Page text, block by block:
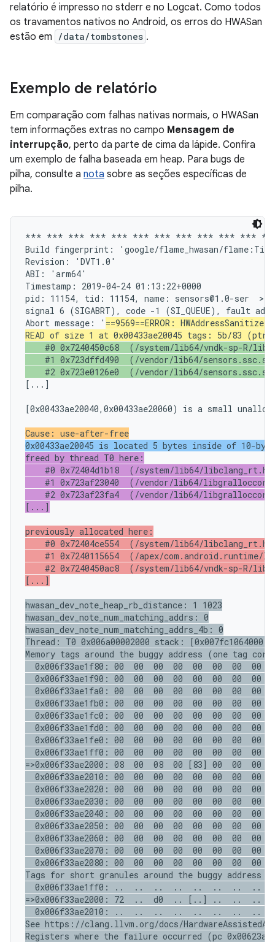
relatório é impresso no stderr e no Logcat. Como todos
os travamentos nativos no Android, os erros do HWASan
estão em
/data/tombstones .
Exemplo de relatório
Em comparação com falhas nativas normais, o HWASan
tem informações extras no campo Mensagem de
interrupção, perto da parte de cima da lápide. Confira
um exemplo de falha baseada em heap. Para bugs de
pilha, consulte a nota sobre as seções específicas de
pilha.
*** *** *** *** *** *** *** *** *** *** ***
Build fingerprint: 'google/flame_hwasan/
Revision: 'DVT1.0'
ABI: 'arm64'
Timestamp: 2019-04-24 01:13:22+0000
pid: 11154, tid: 11154, name: sensors@1.0-ser
signal 6 (SIGABRT), code -1 (SI_QUEUE), fault
Abort message: ' ==9569==ERROR:
READ of size 1 at 0x00433ae20045 tags: 5b/83
#0 0x7240450c68  (/system/lib64/vndk-sp-R/
#1 0x723dffd490  (/vendor/lib64/
#2 0x723e0126e0  (/vendor/lib64/
[...]
[0x00433ae20040,0x00433ae20060) is a small
Cause: use-after-free
0x00433ae20045 is located 5 bytes inside of 10-byte
freed by thread T0 here:
#0 0x72404d1b18  (/system/lib64/
#1 0x723af23040  (/vendor/lib64/
#2 0x723af23fa4  (/vendor/lib64/
[...]
previously allocated here:
#0 0x72404ce554  (/system/lib64/
#1 0x7240115654  (/apex/com.android.runtime/
#2 0x7240450ac8  (/system/lib64/vndk-sp-R/
[...]
hwasan_dev_note_heap_rb_distance: 1 1023
hwasan_dev_note_num_matching_addrs: 0
hwasan_dev_note_num_matching_addrs_4b: 0
Thread: T0 0x006a00002000 stack:
Memory tags around the buggy address (one tag
0x006f33ae1f80: 00  00  00  00  00  00  00  00
0x006f33ae1f90: 00  00  00  00  00  00  00  00
0x006f33ae1fa0: 00  00  00  00  00  00  00  00
0x006f33ae1fb0: 00  00  00  00  00  00  00  00
0x006f33ae1fc0: 00  00  00  00  00  00  00  00
0x006f33ae1fd0: 00  00  00  00  00  00  00  00
0x006f33ae1fe0: 00  00  00  00  00  00  00  00
0x006f33ae1ff0: 00  00  00  00  00  00  00  00
=>0x006f33ae2000: 08  00  08  00 [83] 00  00
0x006f33ae2010: 00  00  00  00  00  00  00  00
0x006f33ae2020: 00  00  00  00  00  00  00  00
0x006f33ae2030: 00  00  00  00  00  00  00  00
0x006f33ae2040: 00  00  00  00  00  00  00  00
0x006f33ae2050: 00  00  00  00  00  00  00  00
0x006f33ae2060: 00  00  00  00  00  00  00  00
0x006f33ae2070: 00  00  00  00  00  00  00  00
0x006f33ae2080: 00  00  00  00  00  00  00  00
Tags for short granules around the buggy address
0x006f33ae1ff0: ..  ..  ..  ..  ..  ..  ..  ..
=>0x006f33ae2000: 72  ..  d0  .. [..] ..
0x006f33ae2010: ..  ..  ..  ..  ..  ..  ..  ..
See https://clang.llvm.org/docs/
Registers where the failure occurred (pc